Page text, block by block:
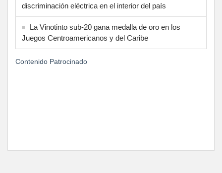
discriminación eléctrica en el interior del país
La Vinotinto sub-20 gana medalla de oro en los
Juegos Centroamericanos y del Caribe
Contenido Patrocinado